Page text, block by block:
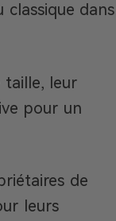
dans
leur
pour un
de
leurs